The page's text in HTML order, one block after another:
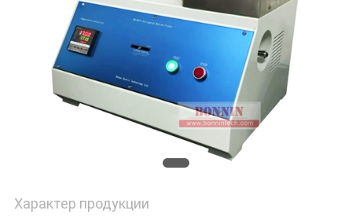
Характер продукции